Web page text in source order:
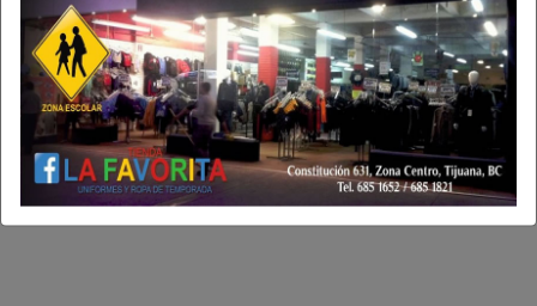
va de la embajada como llegó, sin hacer demasiado
ruido, pero dejando claro que la permanencia tabién
es una forma de poder.
Esta columna no refleja la opinión de Agencia
Fronteriza de Noticias, sino que corresponde al
punto de vista y libre expresión del autor